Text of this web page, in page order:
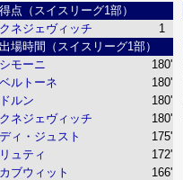
得点（スイスリーグ1部）
クネジェヴィッチ
1
出場時間（スイスリーグ1部）
シモーニ
180'
ベルトーネ
180'
ドルン
180'
クネジェヴィッチ
180'
ディ・ジュスト
175'
リュティ
172'
カブウィット
166'